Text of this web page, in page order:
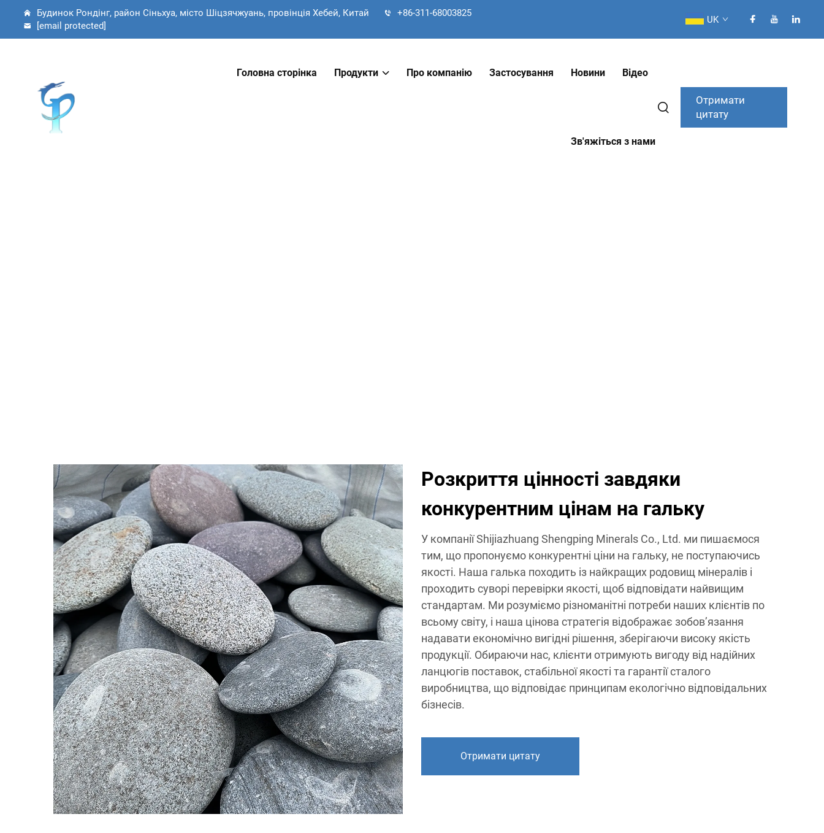
Будинок Рондінг, район Сіньхуа, місто Шіцзячжуань, провінція Хебей, Китай
+86-311-68003825
[email protected]
UK
Головна сторінка Продукти Про компанію Застосування Новини Відео
Зв'яжіться з нами
Отримати
цитату
Розкриття цінності завдяки
конкурентним цінам на гальку
У компанії Shijiazhuang Shengping Minerals Co., Ltd. ми пишаємося
тим, що пропонуємо конкурентні ціни на гальку, не поступаючись
якості. Наша галька походить із найкращих родовищ мінералів і
проходить суворі перевірки якості, щоб відповідати найвищим
стандартам. Ми розуміємо різноманітні потреби наших клієнтів по
всьому світу, і наша цінова стратегія відображає зобов’язання
надавати економічно вигідні рішення, зберігаючи високу якість
продукції. Обираючи нас, клієнти отримують вигоду від надійних
ланцюгів поставок, стабільної якості та гарантії сталого
виробництва, що відповідає принципам екологічно відповідальних
бізнесів.
Отримати цитату